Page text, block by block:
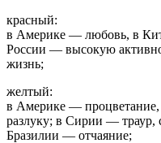
красный:
в Америке — любовь, в
России — высокую
жизнь;
желтый:
в Америке —
разлуку; в Сирии —
Бразилии — отчаяние;